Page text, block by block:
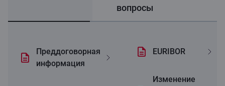
вопросы
Преддоговорная
информация
EURIBOR
Изменениe